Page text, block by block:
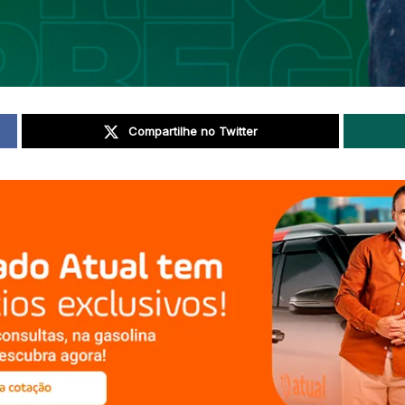
Compartilhe no Twitter